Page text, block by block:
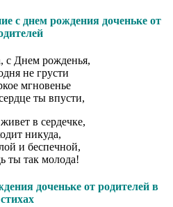
с днем рождения доченьке от
с Днем рожденья,
не грусти
мгновенье
ты впусти,
в сердечке,
никуда,
и беспечной,
ты так молода!
доченьке от родителей в
стихах